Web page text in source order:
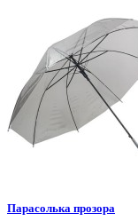
Парасолька прозора